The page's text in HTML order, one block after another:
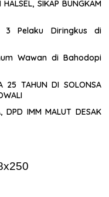
SIKAP BUNGKAM
3 Pelaku Diringkus di
Wawan di Bahodopi
25 TAHUN DI SOLONSA
DPD IMM MALUT DESAK